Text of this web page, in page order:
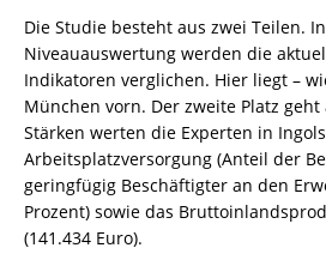
Die Studie besteht aus zwei Teilen.
Niveauauswertung werden die
Indikatoren verglichen. Hier liegt –
München vorn. Der zweite Platz
Stärken werten die Experten in
Arbeitsplatzversorgung (Anteil der
geringfügig Beschäftigter an den
Prozent) sowie das
(141.434 Euro).